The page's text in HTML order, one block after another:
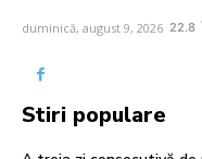
duminică, august 9, 2026 22.8
Stiri populare